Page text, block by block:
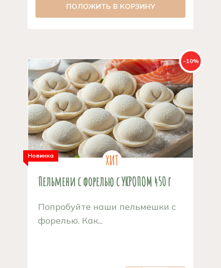
ПОЛОЖИТЬ В КОРЗИНУ
-10%
Новинка
Пельмени с форелью с УКРОПОМ 450 г
Попробуйте наши пельмешки с
форелью. Как...